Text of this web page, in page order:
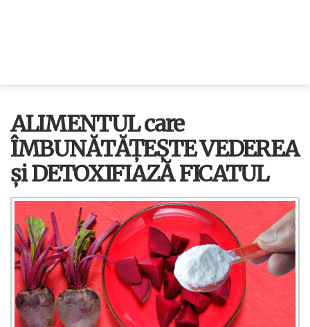
ALIMENTUL care
ÎMBUNĂTĂȚEȘTE VEDEREA
și DETOXIFIAZĂ FICATUL